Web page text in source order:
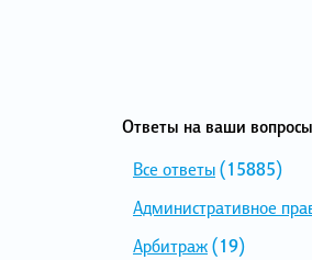
Ответы на ваши
Все ответы(15885)
Административное
Арбитраж(19)